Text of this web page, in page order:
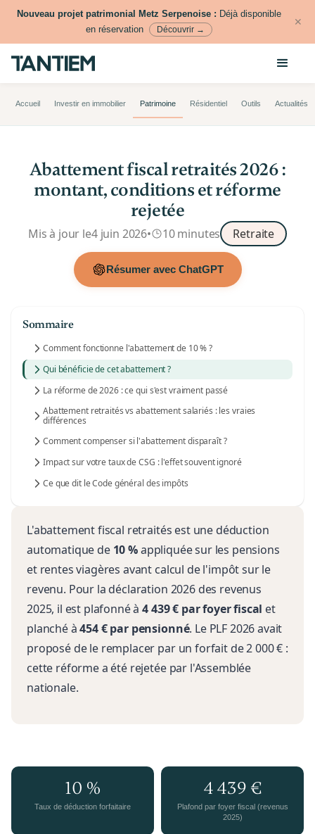
Nouveau projet patrimonial Metz Serpenoise : Déjà disponible
en réservation
Découvrir →
✕
Accueil Investir en immobilier Patrimoine Résidentiel Outils Actualités
Abattement fiscal retraités 2026 :
montant, conditions et réforme
rejetée
Mis à jour le4 juin 2026• 10 minutes Retraite
Résumer avec ChatGPT
Sommaire
Comment fonctionne l'abattement de 10 % ?
Qui bénéficie de cet abattement ?
La réforme de 2026 : ce qui s'est vraiment passé
Abattement retraités vs abattement salariés : les vraies
différences
Comment compenser si l'abattement disparaît ?
Impact sur votre taux de CSG : l'effet souvent ignoré
Ce que dit le Code général des impôts
L'abattement fiscal retraités est une déduction
automatique de 10 %appliquée sur les pensions
et rentes viagères avant calcul de l'impôt sur le
revenu. Pour la déclaration 2026 des revenus
2025, il est plafonné à4 439 € par foyer fiscal et
planché à454 € par pensionné. Le PLF 2026 avait
proposé de le remplacer par un forfait de 2 000 € :
cette réforme a été rejetée par l'Assemblée
nationale.
10 %
Taux de déduction forfaitaire
4 439 €
Plafond par foyer fiscal (revenus
2025)